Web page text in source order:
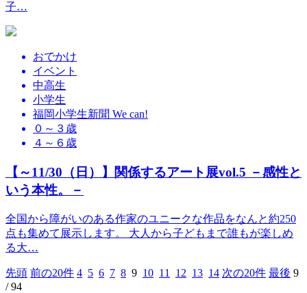
子…
おでかけ
イベント
中高生
小学生
福岡小学生新聞 We can!
０～３歳
４～６歳
【～11/30（日）】関係するアート展vol.5 －感性と
いう本性。－
全国から障がいのある作家のユニークな作品をなんと約250
点も集めて展示します。 大人から子どもまで誰もが楽しめ
る大…
先頭 前の20件 4 5 6 7 8 9 10 11 12 13 14 次の20件 最後 9
/94